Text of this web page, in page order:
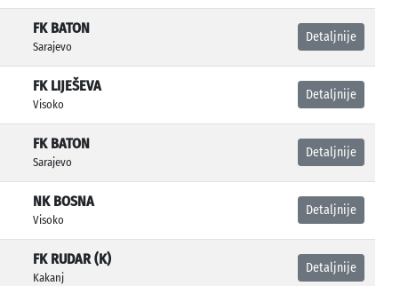
FK BATON
Sarajevo
Detaljnije
FK LIJEŠEVA
Visoko
Detaljnije
FK BATON
Sarajevo
Detaljnije
NK BOSNA
Visoko
Detaljnije
FK RUDAR (K)
Kakanj
Detaljnije